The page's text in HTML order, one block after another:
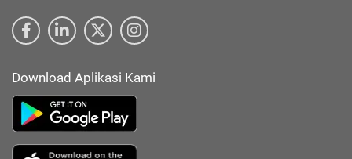
Download Aplikasi Kami